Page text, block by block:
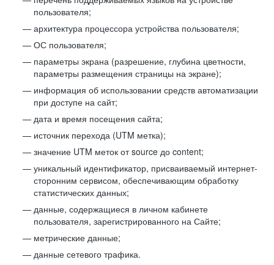
пользователя;
архитектура процессора устройства пользователя;
ОС пользователя;
параметры экрана (разрешение, глубина цветности,
параметры размещения страницы на экране);
информация об использовании средств автоматизации
при доступе на сайт;
дата и время посещения сайта;
источник перехода (UTM метка);
значение UTM меток от source до content;
уникальный идентификатор, присваиваемый интернет-
сторонним сервисом, обеспечивающим обработку
статистических данных;
данные, содержащиеся в личном кабинете
пользователя, зарегистрированного на Сайте;
метрические данные;
данные сетевого трафика.